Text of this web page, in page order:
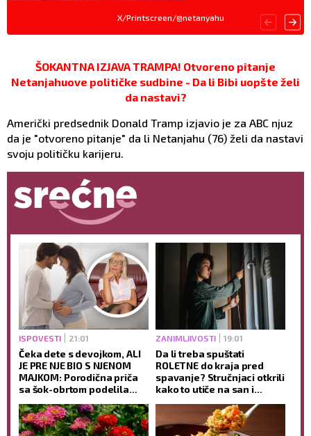
X/Printscreen/@netanyahu
ŠOKANTNA IZJAVA TRAMPA! Otvoreno pitanje
Netanjahuove političke sudbine - Da li Bibi uopšte želi
da nastavi?
Američki predsednik Donald Tramp izjavio je za ABC njuz
da je "otvoreno pitanje" da li Netanjahu (76) želi da nastavi
svoju političku karijeru.
ISPOVESTI 21:01
Čeka dete s devojkom, ALI
JE PRE NJE BIO S NJENOM
MAJKOM: Porodična priča
sa šok-obrtom podelila
ZANIMLJIVOSTI 19:01
Da li treba spuštati
ROLETNE do kraja pred
spavanje? Stručnjaci otkrili
kako to utiče na san i